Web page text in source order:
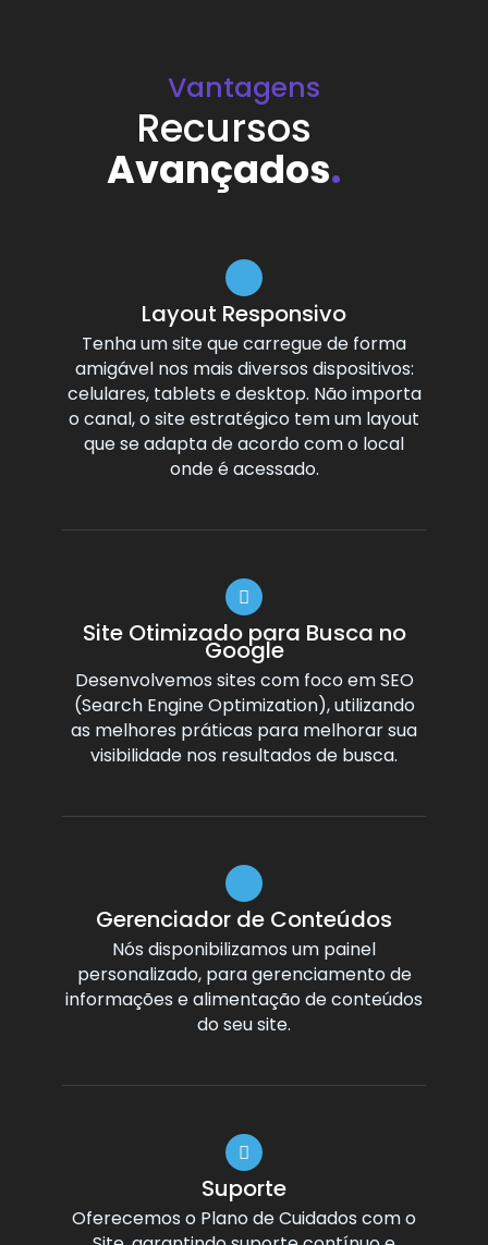
Vantagens
Recursos
Avançados.
Layout Responsivo
Tenha um site que carregue de forma
amigável nos mais diversos dispositivos:
celulares, tablets e desktop. Não importa
o canal, o site estratégico tem um layout
que se adapta de acordo com o local
onde é acessado.
Site Otimizado para Busca no
Google
Desenvolvemos sites com foco em SEO
(Search Engine Optimization), utilizando
as melhores práticas para melhorar sua
visibilidade nos resultados de busca.
Gerenciador de Conteúdos
Nós disponibilizamos um painel
personalizado, para gerenciamento de
informações e alimentação de conteúdos
do seu site.
Suporte
Oferecemos o Plano de Cuidados com o